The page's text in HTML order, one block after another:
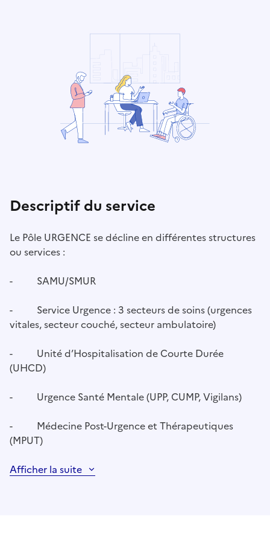
Descriptif du service
Le Pôle URGENCE se décline en différentes structures
ou services :
- SAMU/SMUR
- Service Urgence : 3 secteurs de soins (urgences
vitales, secteur couché, secteur ambulatoire)
- Unité d’Hospitalisation de Courte Durée
(UHCD)
- Urgence Santé Mentale (UPP, CUMP, Vigilans)
- Médecine Post-Urgence et Thérapeutiques
(MPUT)
Afficher la suite